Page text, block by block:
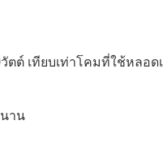
ต์ เทียบเท่าโคมที่ใช้หลอด
าน